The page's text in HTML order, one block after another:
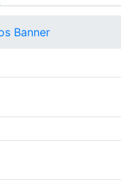
Banner